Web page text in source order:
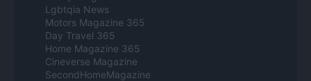
Lgbtqia News
Motors Magazine 365
Day Travel 365
Home Magazine 365
Cineverse Magazine
SecondHomeMagazine